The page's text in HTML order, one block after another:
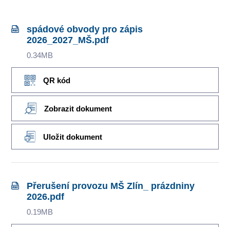
spádové obvody pro zápis
2026_2027_MŠ.pdf
0.34MB
QR kód
Zobrazit dokument
Uložit dokument
Přerušení provozu MŠ Zlín_ prázdniny
2026.pdf
0.19MB